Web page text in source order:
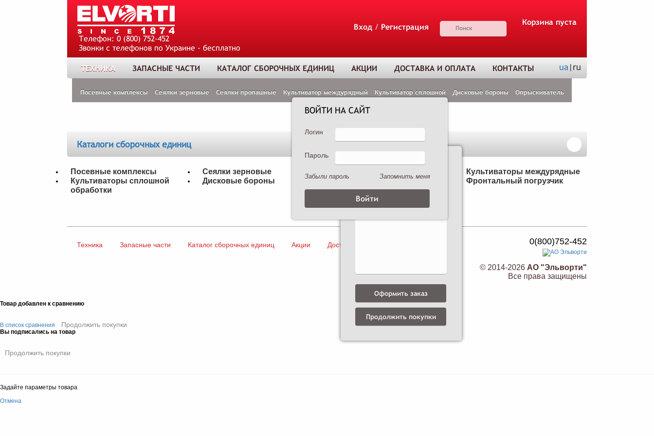
Телефон: 0 (800) 752-452
Звонки с телефонов по Украине - бесплатно
Вход / Регистрация
Корзина пуста
ТЕХНИКА ЗАПАСНЫЕ ЧАСТИ КАТАЛОГ СБОРОЧНЫХ ЕДИНИЦ АКЦИИ ДОСТАВКА И ОПЛАТА КОНТАКТЫ ua|ru
Посевные комплексы Сеялки зерновые Сеялки пропашные Культиватор междурядный Культиватор сплошной Дисковые бороны Опрыскиватель
Каталоги сборочных единиц
Посевные комплексы Сеялки зерновые
Культиваторы междурядные
Культиваторы сплошной
обработки
Дисковые бороны Опрыскиватели Фронтальный погрузчик
Техника Запасные части Каталог сборочных единиц Акции Доставка и оплата 0(800)752-452
© 2014-2026 АО "Эльворти"
Все права защищены
Товар добавлен к сравнению
В список сравнения Продолжить покупки
Оформить заказ
Продолжить покупки
Вы подписались на товар
Продолжить покупки
Задайте параметры товара
Отмена
ВОЙТИ НА САЙТ
Логин
Пароль
Забыли пароль Запомнить меня